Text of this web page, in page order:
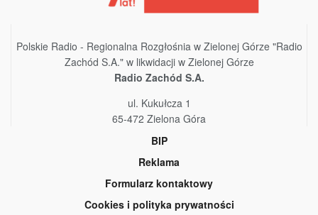
Polskie Radio - Regionalna Rozgłośnia w Zielonej Górze "Radio
Zachód S.A." w likwidacji w Zielonej Górze
Radio Zachód S.A.
ul. Kukułcza 1
65-472 Zielona Góra
BIP
Reklama
Formularz kontaktowy
Cookies i polityka prywatności